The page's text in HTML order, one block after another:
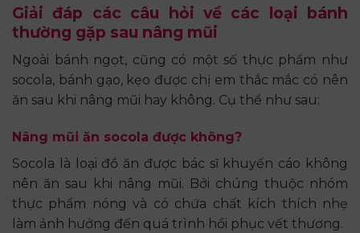
Giải đáp các câu hỏi về các loại bánh
thường gặp sau nâng mũi
Ngoài bánh ngọt, cũng có một số thực phẩm như
socola, bánh gạo, kẹo được chị em thắc mắc có nên
ăn sau khi nâng mũi hay không. Cụ thể như sau:
Nâng mũi ăn socola được không?
Socola là loại đồ ăn được bác sĩ khuyến cáo không
nên ăn sau khi nâng mũi. Bởi chúng thuộc nhóm
thực phẩm nóng và có chứa chất kích thích nhẹ
làm ảnh hưởng đến quá trình hồi phục vết thương.